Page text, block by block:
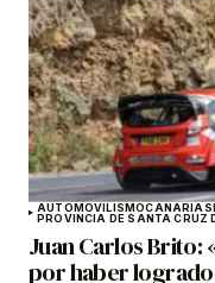
AUTOMOVILISMOCANARIAS
PROVINCIA DE SANTA CRUZ
Juan Carlos Brito:
por haber